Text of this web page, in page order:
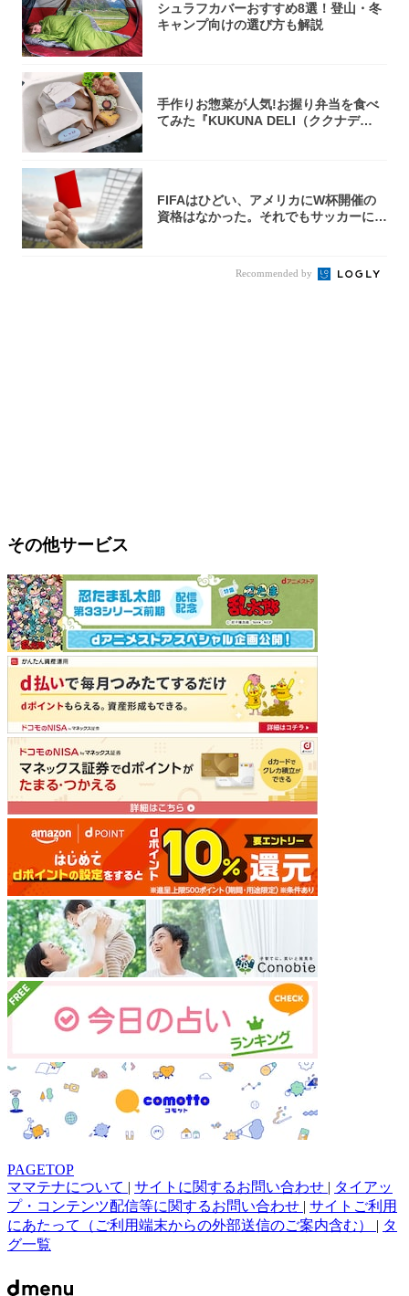
シュラフカバーおすすめ8選！登山・冬
キャンプ向けの選び方も解説
手作りお惣菜が人気!お握り弁当を食べ
てみた『KUKUNA DELI（ククナデ
FIFAはひどい、アメリカにW杯開催の
資格はなかった。それでもサッカーには
Recommended by
その他サービス
PAGETOP
ママテナについて | サイトに関するお問い合わせ | タイアッ
プ・コンテンツ配信等に関するお問い合わせ | サイトご利用
にあたって（ご利用端末からの外部送信のご案内含む） | タ
グ一覧